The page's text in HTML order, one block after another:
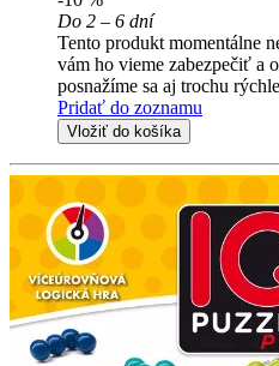
Do 2 – 6 dní
Tento produkt momentálne
vám ho vieme zabezpečiť a
posnažíme sa aj trochu
Pridať do zoznamu
Vložiť do košíka